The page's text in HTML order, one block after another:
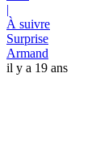
|
À suivre
Surprise
Armand
il y a 19 ans